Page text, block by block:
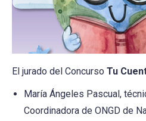
El jurado del Concurso Tu
María Ángeles Pascual,
Coordinadora de ONGD de